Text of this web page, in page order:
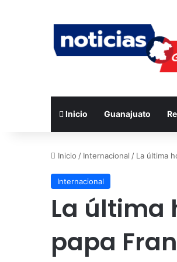
Inicio Guanajuato
Inicio / Internacional / La última
Internacional
La última
papa